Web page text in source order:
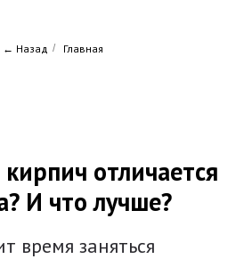
← Назад / Главная
отличается
И что лучше?
время заняться